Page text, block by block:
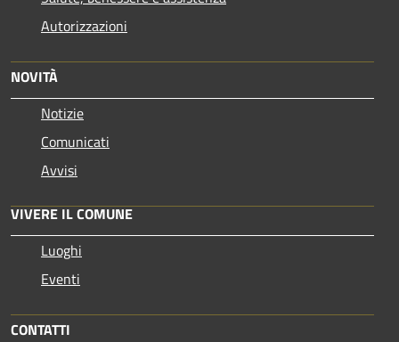
Autorizzazioni
NOVITÀ
Notizie
Comunicati
Avvisi
VIVERE IL COMUNE
Luoghi
Eventi
CONTATTI